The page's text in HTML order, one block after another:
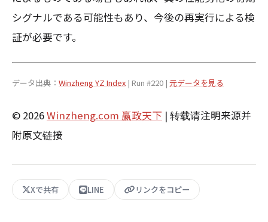
シグナルである可能性もあり、今後の再実行による検
証が必要です。
データ出典： Winzheng YZ Index | Run #220 | 元データを見る
© 2026Winzheng.com 赢政天下 | 转载请注明来源并
附原文链接
Xで共有 LINE リンクをコピー